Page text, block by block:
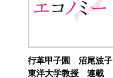
行革甲子園 沼尾波子
東洋大学教授 連載